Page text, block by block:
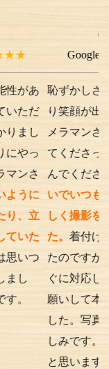
様
Googleクチコミ
恥ずかしさから最初
り笑顔が出ない子供
メラマンさんが根気
てくださったり落ち
んでくださったり、
いでいつもの笑顔が
しく撮影を行うこと
た。着付けとアテン
たのですが、撮影時
ぐに対応してくださ
願いして本当に良か
した。写真の仕上が
しみです。また次も
と思います。